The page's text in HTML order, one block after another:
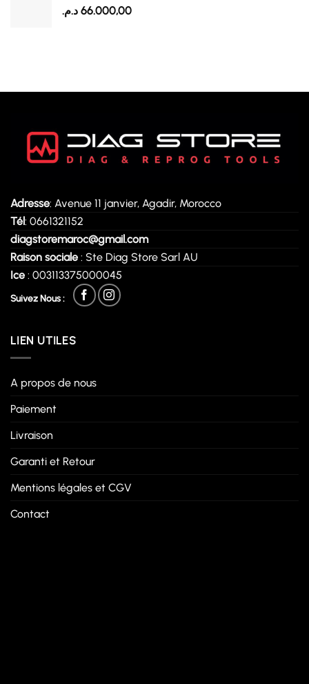
66.000,00 د.م.
Adresse: Avenue 11 janvier, Agadir, Morocco
Tél: 0661321152
diagstoremaroc@gmail.com
Raison sociale : Ste Diag Store Sarl AU
Ice : 003113375000045
Suivez Nous :
LIEN UTILES
A propos de nous
Paiement
Livraison
Garanti et Retour
Mentions légales et CGV
Contact